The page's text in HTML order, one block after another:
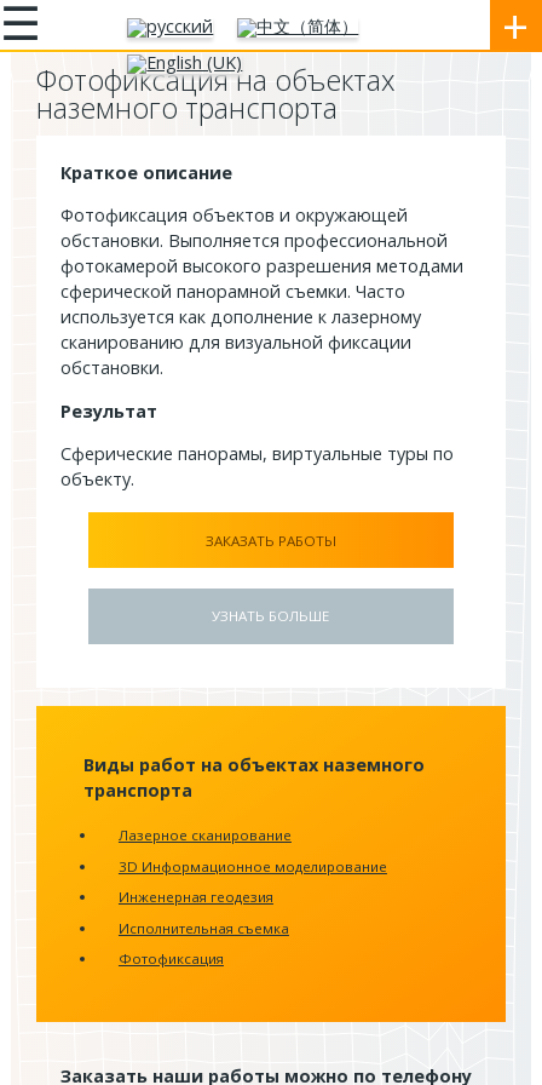
☰ +
Фотофиксация на объектах
наземного транспорта
Краткое описание
Фотофиксация объектов и окружающей
обстановки. Выполняется профессиональной
фотокамерой высокого разрешения методами
сферической панорамной съемки. Часто
используется как дополнение к лазерному
сканированию для визуальной фиксации
обстановки.
Результат
Сферические панорамы, виртуальные туры по
объекту.
ЗАКАЗАТЬ РАБОТЫ
УЗНАТЬ БОЛЬШЕ
Виды работ на объектах наземного
транспорта
Лазерное сканирование
3D Информационное моделирование
Инженерная геодезия
Исполнительная съемка
Фотофиксация
Заказать наши работы можно по телефону